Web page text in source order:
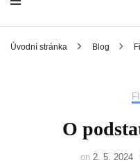
Úvodní stránka Blog
O
on 2. 5. 2024